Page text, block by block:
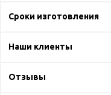
Сроки изготовления
Наши клиенты
Отзывы